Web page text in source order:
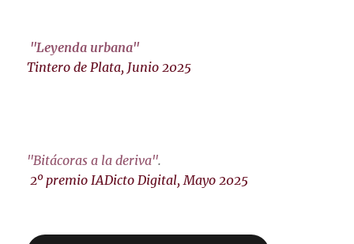
"Leyenda urbana"
Tintero de Plata, Junio 2025
"Bitácoras a la deriva".
2º premio IADicto Digital, Mayo 2025